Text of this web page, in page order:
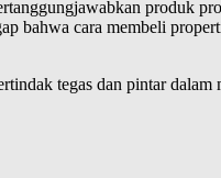
produk
bahwa cara membeli
tegas dan pintar